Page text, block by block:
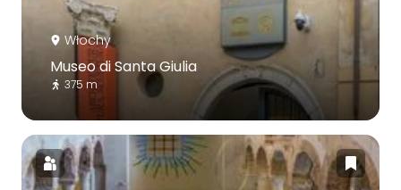
Włochy
Museo di Santa Giulia
375 m